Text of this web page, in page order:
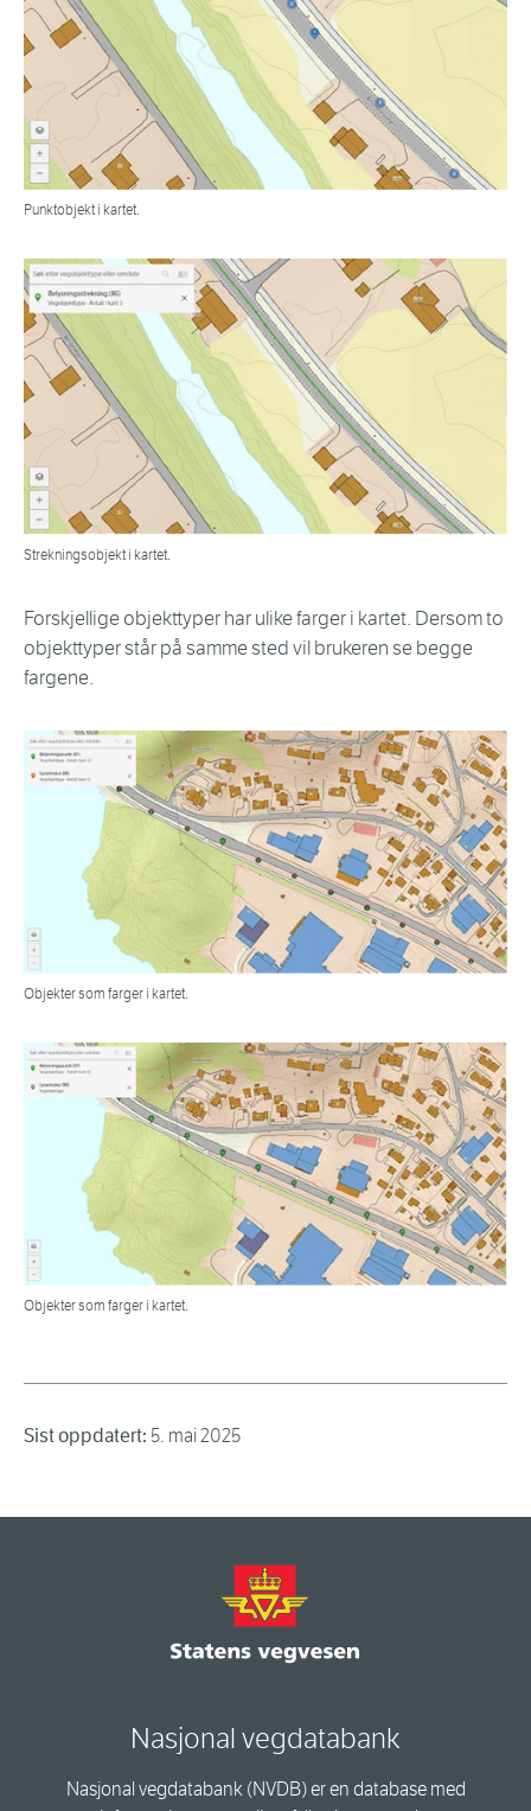
Punktobjekt i kartet.
Strekningsobjekt i kartet.
Forskjellige objekttyper har ulike farger i kartet. Dersom to
objekttyper står på samme sted vil brukeren se begge
fargene.
Objekter som farger i kartet.
Objekter som farger i kartet.
Sist oppdatert: 5. mai 2025
Nasjonal vegdatabank
Nasjonal vegdatabank (NVDB) er en database med